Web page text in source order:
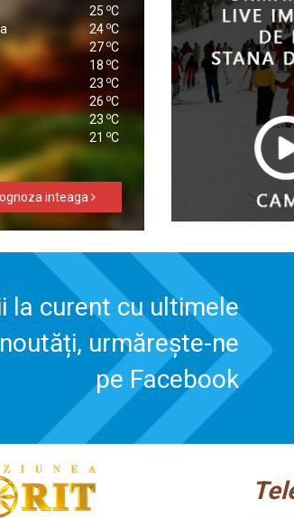
25 oC
24 oC
27oC
18 oC
23 oC
26 oC
23 oC
21 oC
inteaga
la curent cu ultimele
noutăți, urmărește-ne
pe Facebook